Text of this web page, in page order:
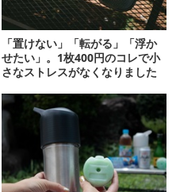
「置けない」「転がる」「浮か
せたい」。1枚400円のコレで小
さなストレスがなくなりました